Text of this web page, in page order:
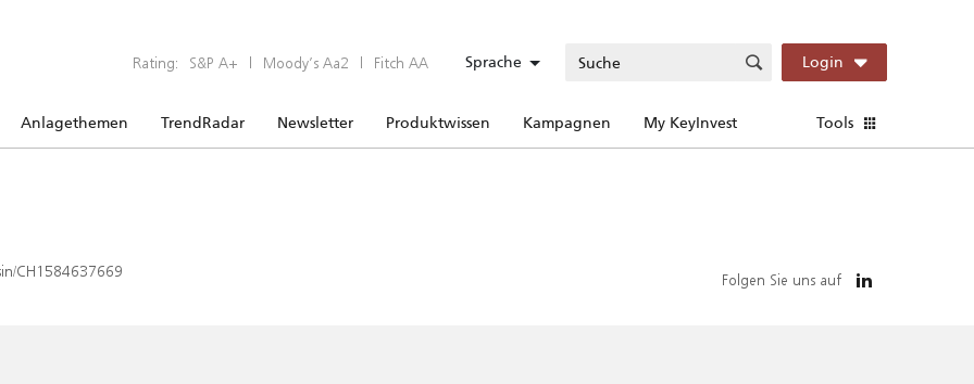
Rating: S&P A+ | Moody’s Aa2 | Fitch AA Sprache Login
Anlagethemen TrendRadar Newsletter Produktwissen Kampagnen My KeyInvest Tools
CH1584637669 Folgen Sie uns auf